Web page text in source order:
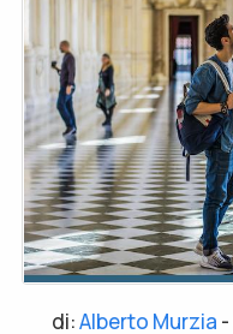
di:Alberto Murzia -